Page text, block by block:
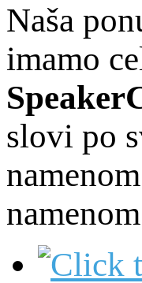
Naša
imamo
slovi po